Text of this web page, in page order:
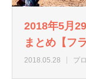
2018年5月
まとめ【フ
2018.05.28 プ